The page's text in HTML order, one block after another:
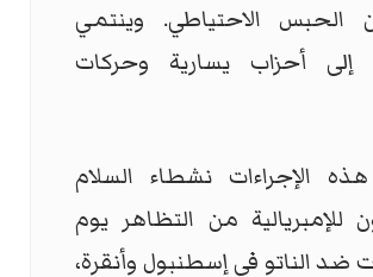
الحبس الاحتياطي. وينتمي
أحزاب يسارية وحركات
الإجراءات نشطاء السلام
للإمبريالية من التظاهر يوم
ضد الناتو في إسطنبول وأنقرة،